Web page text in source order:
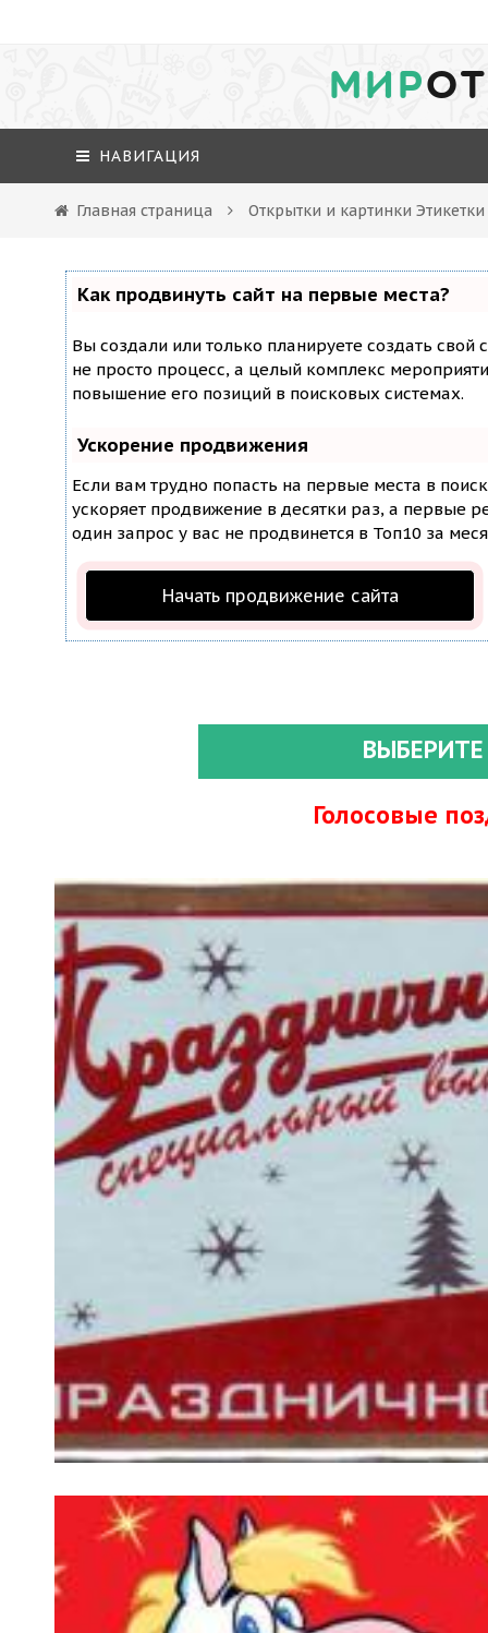
МИР
НАВИГАЦИЯ
Главная страница Открытки и картинки
Как продвинуть сайт на первые места?
Вы создали или только планируете создать свой
не просто процесс, а целый комплекс
повышение его позиций в поисковых системах.
Ускорение продвижения
Если вам трудно попасть на первые места в
ускоряет продвижение в десятки раз, а первые
один запрос у вас не продвинется в Топ10 за
Начать продвижение сайта
Голосовые